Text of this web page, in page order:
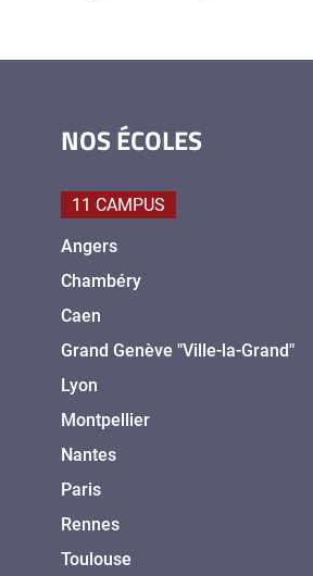
NOS ÉCOLES
11 CAMPUS
Angers
Chambéry
Caen
Grand Genève "Ville-la-Grand"
Lyon
Montpellier
Nantes
Paris
Rennes
Toulouse